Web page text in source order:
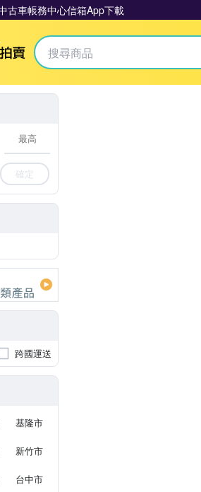
古車帳務中心信箱App下載
Yahoo拍賣
確定
跨國運送
基隆市
新竹市
台中市